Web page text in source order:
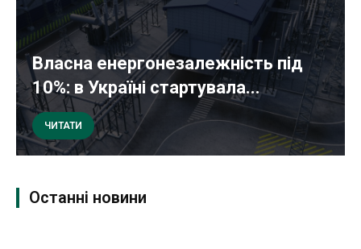
Власна енергонезалежність під
10%: в Україні стартувала...
ЧИТАТИ
Останні новини